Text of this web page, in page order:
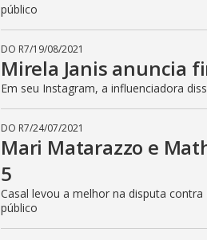
público
DO R7/19/08/2021
Mirela Janis anuncia
Em seu Instagram, a influenciadora
DO R7/24/07/2021
Mari Matarazzo e
5
Casal levou a melhor na disputa
público